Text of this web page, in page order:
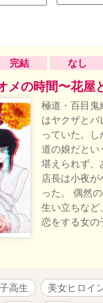
完結 なし
メの時間〜花屋
極道・百目鬼
はヤクザとバ
っていた。
道の娘だとい
堪えられず、
店長は小夜
った。 偶然
生い立ちなど
恋をする女の
高生 美女ヒロイ